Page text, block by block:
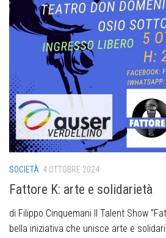
SOCIETÀ 4 OTTOBRE 2024
Fattore K: arte e solidarietà
di Filippo Cinquemani Il Talent Show
bella iniziativa che unisce arte e